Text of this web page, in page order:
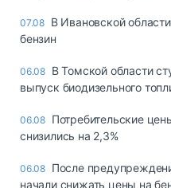
07.08 В Ивановской
бензин
06.08 В Томской области
выпуск биодизельного
06.08 Потребительские
снизились на 2,3%
06.08 После
начали снижать цены на